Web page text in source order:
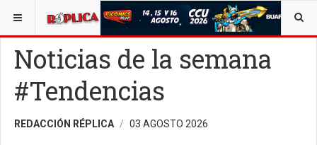
ESTÁ AQUÍ: AVISO LEGAL OPINIÓN RÉPLICA
Noticias de la semana
#Tendencias
REDACCIÓN RÉPLICA 03 AGOSTO 2026